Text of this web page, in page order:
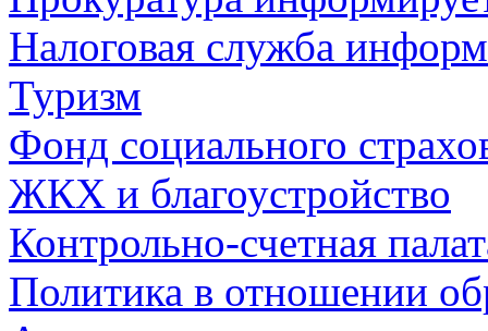
Налоговая служба
Туризм
Фонд социального
ЖКХ и благоустройство
Контрольно-счетная
Политика в отношении